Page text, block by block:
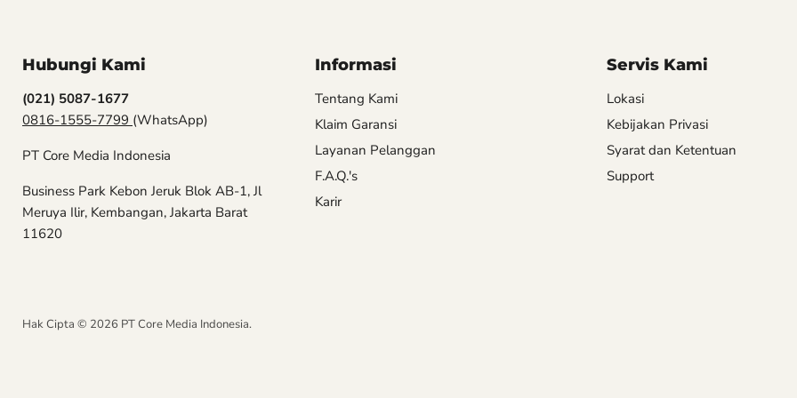
Hubungi Kami
(021) 5087-1677
0816-1555-7799 (WhatsApp)
PT Core Media Indonesia
Business Park Kebon Jeruk Blok AB-1, Jl
Meruya Ilir, Kembangan, Jakarta Barat
11620
Informasi
Tentang Kami
Klaim Garansi
Layanan Pelanggan
F.A.Q.'s
Karir
Servis Kami
Lokasi
Kebijakan Privasi
Syarat dan Ketentuan
Support
Hak Cipta © 2026 PT Core Media Indonesia.